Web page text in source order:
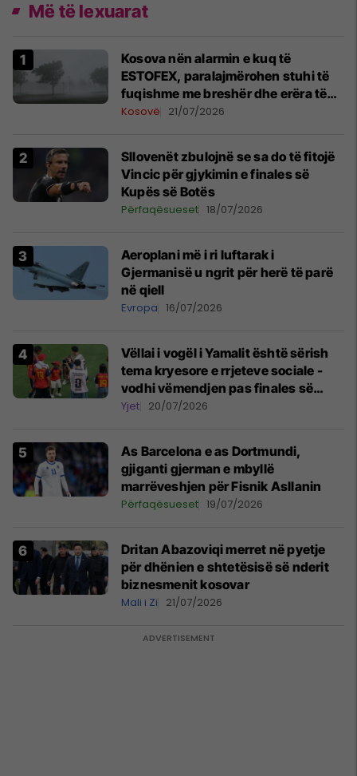
Më të lexuarat
Kosova nën alarmin e kuq të
ESTOFEX, paralajmërohen stuhi të
fuqishme me breshër dhe erëra të
forta
Kosovë 21/07/2026
Sllovenët zbulojnë se sa do të fitojë
Vincic për gjykimin e finales së
Kupës së Botës
Përfaqësueset 18/07/2026
Aeroplani më i ri luftarak i
Gjermanisë u ngrit për herë të parë
në qiell
Evropa 16/07/2026
Vëllai i vogël i Yamalit është sërish
tema kryesore e rrjeteve sociale -
vodhi vëmendjen pas finales së
Kupës së Botës
Yjet 20/07/2026
As Barcelona e as Dortmundi,
gjiganti gjerman e mbyllë
marrëveshjen për Fisnik Asllanin
Përfaqësueset 19/07/2026
Dritan Abazoviqi merret në pyetje
për dhënien e shtetësisë së nderit
biznesmenit kosovar
Mali i Zi 21/07/2026